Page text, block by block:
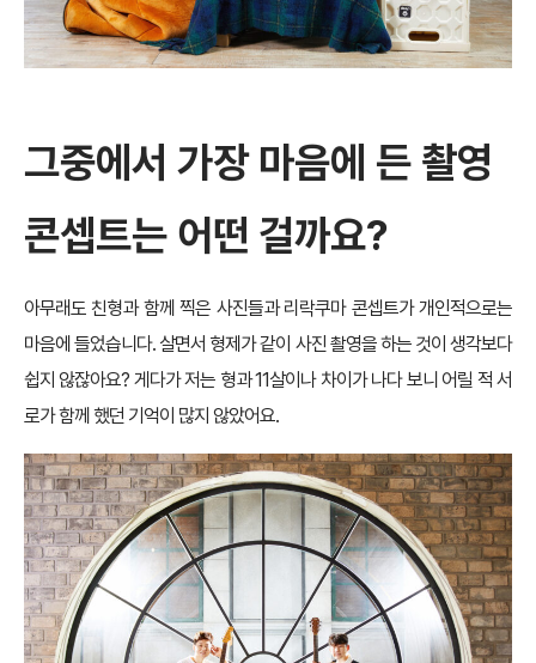
그중에서 가장 마음에 든 촬영
콘셉트는 어떤 걸까요?
아무래도 친형과 함께 찍은 사진들과 리락쿠마 콘셉트가 개인적으로는
마음에 들었습니다. 살면서 형제가 같이 사진 촬영을 하는 것이 생각보다
쉽지 않잖아요? 게다가 저는 형과 11살이나 차이가 나다 보니 어릴 적 서
로가 함께 했던 기억이 많지 않았어요.